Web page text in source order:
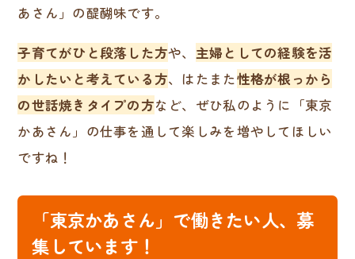
あさん」の醍醐味です。
子育てがひと段落した方や、 主婦としての経験を活
かしたいと考えている方、はたまた性格が根っから
の世話焼きタイプの方など、ぜひ私のように「東京
かあさん」の仕事を通して楽しみを増やしてほしい
ですね！
「東京かあさん」で働きたい人、募
集しています！